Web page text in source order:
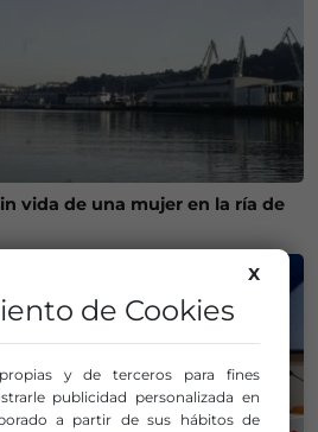
vida de una mujer en la ría de
X
de Cookies
y de terceros para fines
publicidad personalizada en
a partir de sus hábitos de